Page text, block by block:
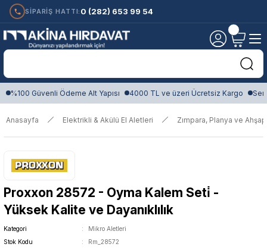
SİPARİŞ HATTI: 0 (282) 653 99 54
%100 Güvenli Ödeme Alt Yapısı 4000 TL ve üzeri Ücretsiz Kargo
Anasayfa Elektrikli & Akülü El Aletleri Zımpara, Planya ve
Proxxon 28572 - Oyma Kalem Seti̇ -
Yüksek Kalite ve Dayanıklılık
Kategori
Mikro Aletleri
Stok Kodu
Rm_28572